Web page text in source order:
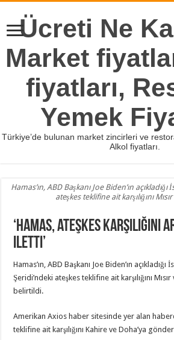
Ücreti Ne
Market
fiyatları,
Yemek
Türkiye’de bulunan market zincirleri ve
Alkol fiyatları.
Hamas’ın, ABD Başkanı Joe Biden’ın
ateşkes teklifine ait karşılığını
‘Hamas, ateşkes
iletti’
Hamas’ın, ABD Başkanı Joe Biden’ın açıkladığı
Şeridi’ndeki ateşkes teklifine ait karşılığını
belirtildi.
Amerikan Axios haber sitesinde yer alan
teklifine ait karşılığını Kahire ve Doha’ya